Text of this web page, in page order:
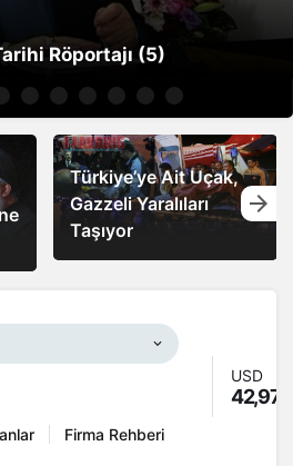
Röportajı (5)
Direniş Liderleri
Telefonda Görüştü
USD